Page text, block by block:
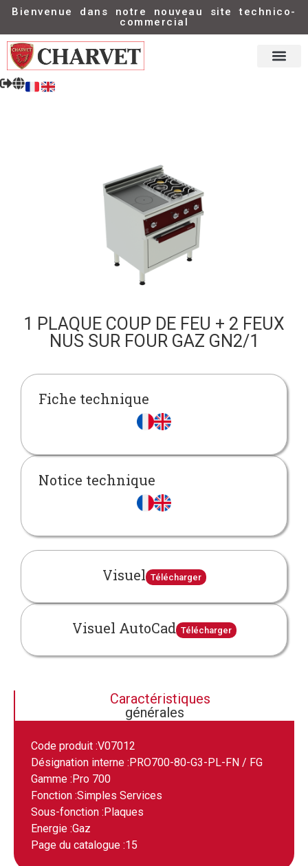
Bienvenue dans notre nouveau site technico-
commercial
1 PLAQUE COUP DE FEU + 2 FEUX
NUS SUR FOUR GAZ GN2/1
Fiche technique
Notice technique
Visuel Télécharger
Visuel AutoCad Télécharger
Caractéristiques
générales
Code produit :V07012
Désignation interne : PRO700-80-G3-PL-FN / FG
Gamme : Pro 700
Fonction :Simples Services
Sous-fonction : Plaques
Energie :Gaz
Page du catalogue :15